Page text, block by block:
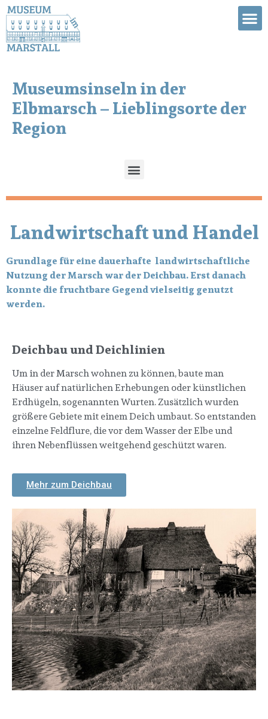
Museumsinseln in der
Elbmarsch – Lieblingsorte der
Region
Landwirtschaft und Handel
Grundlage für eine dauerhafte landwirtschaftliche
Nutzung der Marsch war der Deichbau. Erst danach
konnte die fruchtbare Gegend vielseitig genutzt
werden.
Deichbau und Deichlinien
Um in der Marsch wohnen zu können, baute man
Häuser auf natürlichen Erhebungen oder künstlichen
Erdhügeln, sogenannten Wurten. Zusätzlich wurden
größere Gebiete mit einem Deich umbaut. So entstanden
einzelne Feldflure, die vor dem Wasser der Elbe und
ihren Nebenflüssen weitgehend geschützt waren.
Mehr zum Deichbau